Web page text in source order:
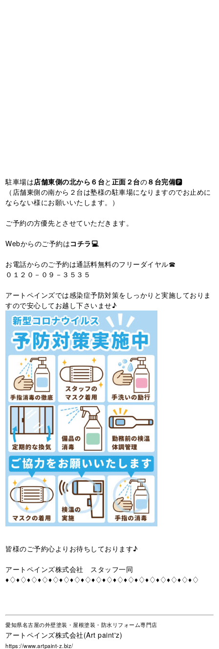
駐車場は店舗東側の北から６台と 正面２台の８台完備🅿️
（店舗東側の南から２台は塾様の駐車場になりますのでお止めに
ならない様にお願いいたします。）
ご予約の方優先とさせていただきます。
Webからのご予約はコチラ💻
お電話からのご予約は通話料無料のフリーダイヤル☎
０１２０－０９－３５３５
アートペインズでは感染症予防対策をしっかりと実施しておりま
すので安心してお越し下さいませ♪
皆様のご予約心よりお待ちしております♪
アートペインズ株式会社 スタッフ一同
♦♢♦♢♦♢♦♢♦♢♦♢♦♢♦♢♦♢♦♢♦♢♦♢♦♢♦♢♦♢♦♢♦♢♦♢
愛知県名古屋の外壁塗装・屋根塗装・防水リフォーム専門店
アートペインズ株式会社(Art paint'z)
https://www.artpaint-z.biz/